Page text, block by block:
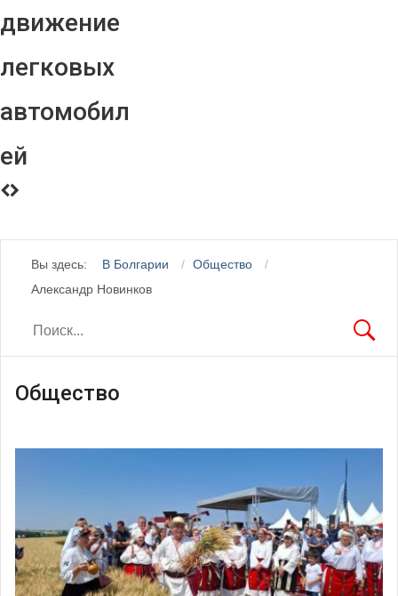
движение
легковых
автомобил
ей
Вы здесь: В Болгарии
Общество
Александр Новинков
Общество